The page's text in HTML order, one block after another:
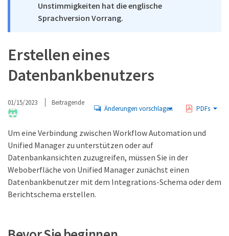
Unstimmigkeiten hat die englische
Sprachversion Vorrang.
Erstellen eines
Datenbankbenutzers
01/15/2023 Beitragende
Änderungen vorschlagen PDFs
Um eine Verbindung zwischen Workflow Automation und
Unified Manager zu unterstützen oder auf
Datenbankansichten zuzugreifen, müssen Sie in der
Weboberfläche von Unified Manager zunächst einen
Datenbankbenutzer mit dem Integrations-Schema oder dem
Berichtschema erstellen.